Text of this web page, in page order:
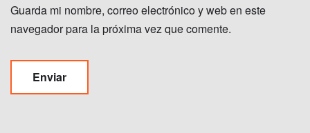
Guarda mi nombre, correo electrónico y web en este
navegador para la próxima vez que comente.